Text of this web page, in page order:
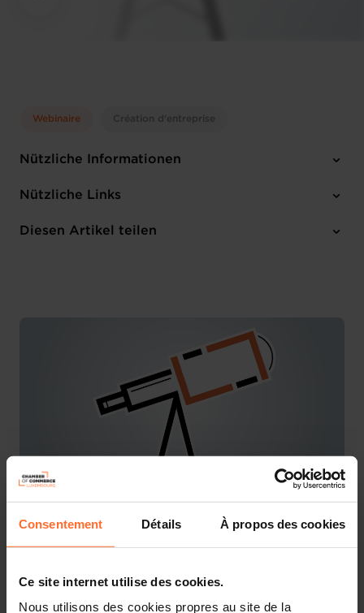
Consentement Détails À propos des cookies
Ce site internet utilise des cookies.
Nous utilisons des cookies propres au site de la
Webinaire Création d'entreprise
Nützliche Informationen
Dienstag 8 Jul 2025
Online Workshop
Nützliche Links
Anmelden
Diesen Artikel teilen
You are starting a business from scratch or buying an
point of contact for entrepreneurs.